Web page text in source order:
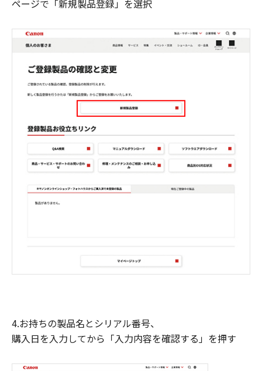
ページで「新規製品登録」を選択
4.お持ちの製品名とシリアル番号、
購入日を入力してから「入力内容を確認する」を押す